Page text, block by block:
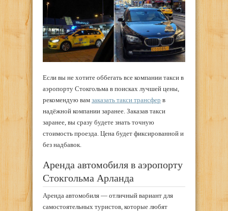
Если вы не хотите оббегать все компании такси в
аэропорту Стокгольма в поисках лучшей цены,
рекомендую вам заказать такси трансфер в
надёжной компании заранее. Заказав такси
заранее, вы сразу будете знать точную
стоимость проезда. Цена будет фиксированной и
без надбавок.
Аренда автомобиля в аэропорту
Стокгольма Арланда
Аренда автомобиля — отличный вариант для
самостоятельных туристов, которые любят